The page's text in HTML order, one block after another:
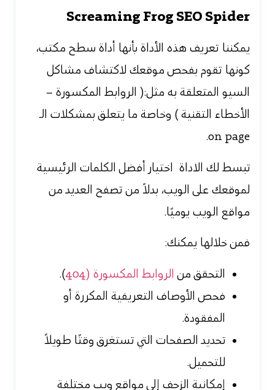
Screaming Frog SEO Spider
يمكننا تعريف هذه الأداة بأنها أداة سطح مكتب،
كونها تقوم بفحص موقعك لاكتشاف مشاكل
السيو المتعلقة به مثل:( الروابط المكسورة –
الأخطاء التقنية ) وخاصة ما يتعلق بمشكلات الـ
on page.
تبسط لك الاداة اختيار أفضل الكلمات الرئيسية
لموقعك على الويب، بدلاً من تصفح العديد من
مواقع الويب يوميًا.
فمن خلالها يمكنك:
التحقق من الروابط المكسورة (404
).
فحص الأوصاف التعريفية المكررة أو
المفقودة.
تحديد الصفحات التي تستغرق وقتًا طويلاً
للتحميل.
إمكانية الزحف إلى مواقع ويب مختلفة